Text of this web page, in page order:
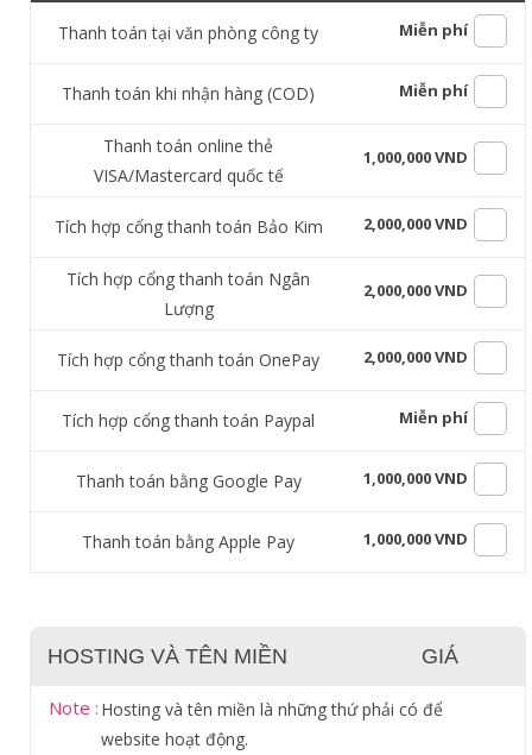
Thanh toán tại văn phòng công ty Miễn phí
Thanh toán khi nhận hàng (COD) Miễn phí
Thanh toán online thẻ
VISA/Mastercard quốc tế
1,000,000 VND
Tích hợp cổng thanh toán Bảo Kim 2,000,000 VND
Tích hợp cổng thanh toán Ngân
Lượng
2,000,000 VND
Tích hợp cổng thanh toán OnePay 2,000,000 VND
Tích hợp cổng thanh toán Paypal Miễn phí
Thanh toán bằng Google Pay 1,000,000 VND
Thanh toán bằng Apple Pay 1,000,000 VND
HOSTING VÀ TÊN MIỀN GIÁ
Note : Hosting và tên miền là những thứ phải có để
website hoạt động.